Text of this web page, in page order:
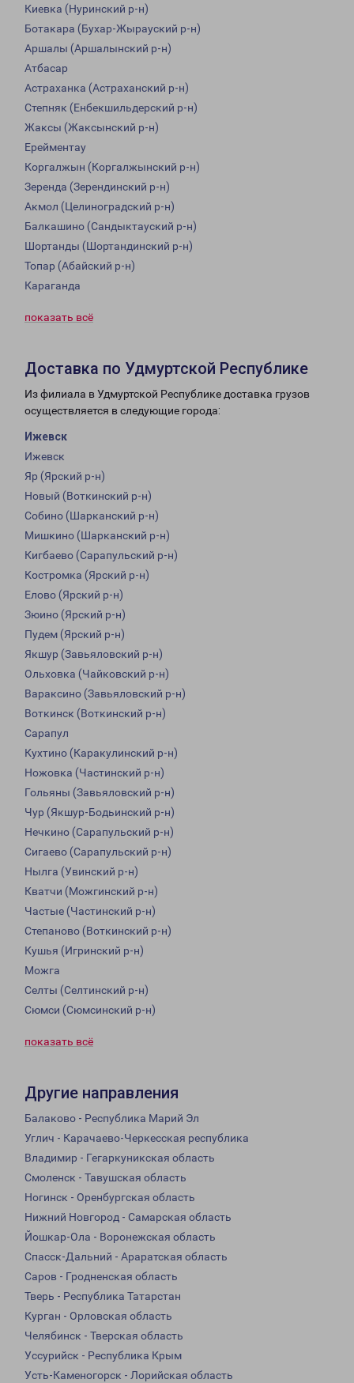
Киевка (Нуринский р-н)
Ботакара (Бухар-Жырауский р-н)
Аршалы (Аршалынский р-н)
Атбасар
Астраханка (Астраханский р-н)
Степняк (Енбекшильдерский р-н)
Жаксы (Жаксынский р-н)
Ерейментау
Коргалжын (Коргалжынский р-н)
Зеренда (Зерендинский р-н)
Акмол (Целиноградский р-н)
Балкашино (Сандыктауский р-н)
Шортанды (Шортандинский р-н)
Топар (Абайский р-н)
Караганда
показать всё
Доставка по Удмуртской Республике
Из филиала в Удмуртской Республике доставка грузов
осуществляется в следующие города:
Ижевск
Ижевск
Яр (Ярский р-н)
Новый (Воткинский р-н)
Собино (Шарканский р-н)
Мишкино (Шарканский р-н)
Кигбаево (Сарапульский р-н)
Костромка (Ярский р-н)
Елово (Ярский р-н)
Зюино (Ярский р-н)
Пудем (Ярский р-н)
Якшур (Завьяловский р-н)
Ольховка (Чайковский р-н)
Вараксино (Завьяловский р-н)
Воткинск (Воткинский р-н)
Сарапул
Кухтино (Каракулинский р-н)
Ножовка (Частинский р-н)
Гольяны (Завьяловский р-н)
Чур (Якшур-Бодьинский р-н)
Нечкино (Сарапульский р-н)
Сигаево (Сарапульский р-н)
Нылга (Увинский р-н)
Кватчи (Можгинский р-н)
Частые (Частинский р-н)
Степаново (Воткинский р-н)
Кушья (Игринский р-н)
Можга
Селты (Селтинский р-н)
Сюмси (Сюмсинский р-н)
показать всё
Другие направления
Балаково - Республика Марий Эл
Углич - Карачаево-Черкесская республика
Владимир - Гегаркуникская область
Смоленск - Тавушская область
Ногинск - Оренбургская область
Нижний Новгород - Самарская область
Йошкар-Ола - Воронежская область
Спасск-Дальний - Араратская область
Саров - Гродненская область
Тверь - Республика Татарстан
Курган - Орловская область
Челябинск - Тверская область
Уссурийск - Республика Крым
Усть-Каменогорск - Лорийская область